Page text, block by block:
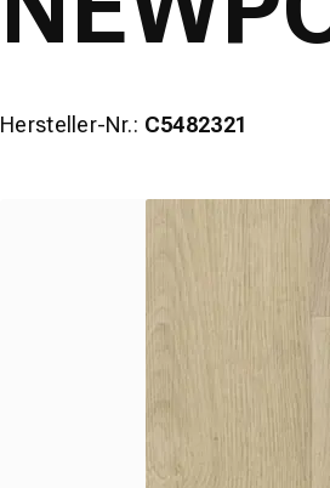
Hersteller-Nr.: C5482321